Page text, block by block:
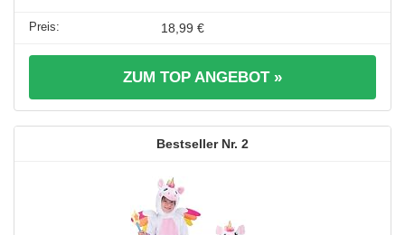
18,99 €
ZUM TOP ANGEBOT »
2